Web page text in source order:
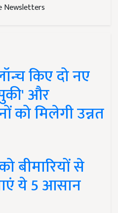
Newsletters
किए दो नए
और
को मिलेगी उन्नत
बीमारियों से
ये 5 आसान